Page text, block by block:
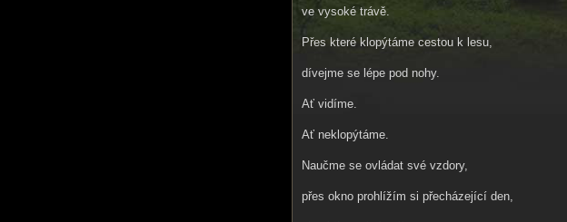
ve vysoké trávě.
Přes které klopýtáme cestou k lesu,
dívejme se lépe pod nohy.
Ať vidíme.
Ať neklopýtáme.
Naučme se ovládat své vzdory,
přes okno prohlížím si přecházející den,